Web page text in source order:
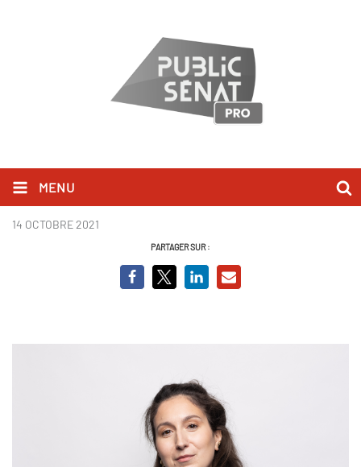
MENU
SortinoPauline-0513.jpg
14 OCTOBRE 2021
PARTAGER SUR :